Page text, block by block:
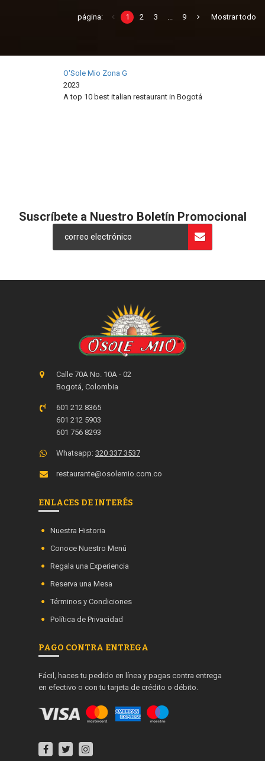
Mostrar todo
1 2 3 9
página:
O'Sole Mio Zona G
2023
A top 10 best italian restaurant in Bogotá
Suscríbete a Nuestro Boletín Promocional
Calle 70A No. 10A - 02
Bogotá, Colombia
601 212 8365
601 212 5903
601 756 8293
Whatsapp: 320 337 3537
restaurante@osolemio.com.co
ENLACES DE INTERÉS
Nuestra Historia
Conoce Nuestro Menú
Regala una Experiencia
Reserva una Mesa
Términos y Condiciones
Política de Privacidad
PAGO CONTRA ENTREGA
Fácil, haces tu pedido en línea y pagas contra entrega
en efectivo o con tu tarjeta de crédito o débito.